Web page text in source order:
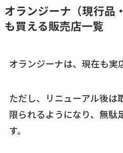
オランジーナ（現行品
も買える販売店一覧
オランジーナは、現在も実
ただし、リニューアル後は
限られるようになり、無駄
す。